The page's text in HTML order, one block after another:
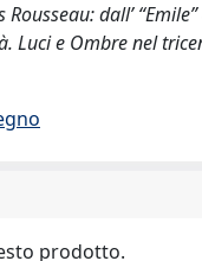
dall’
Luci e Ombre nel
prodotto.